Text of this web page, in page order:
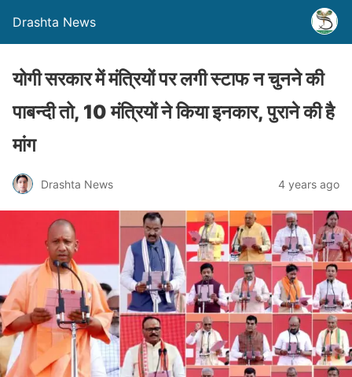
Drashta News
योगी सरकार में मंत्रियों पर लगी स्टाफ न चुनने की
पाबन्दी तो, 10 मंत्रियों ने किया इनकार, पुराने की है
मांग
Drashta News 4 years ago